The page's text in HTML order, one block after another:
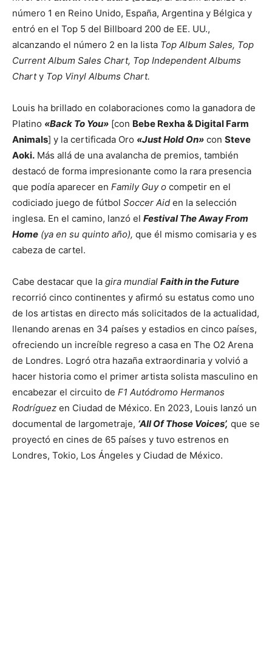
número 1 en Reino Unido, España, Argentina y Bélgica y
entró en el Top 5 del Billboard 200 de EE. UU.,
alcanzando el número 2 en la lista Top Album Sales, Top
Current Album Sales Chart, Top Independent Albums
Charty Top Vinyl Albums Chart.
Louis ha brillado en colaboraciones como la ganadora de
Platino «Back To You» [con Bebe Rexha & Digital Farm
Animals] y la certificada Oro «Just Hold On» con Steve
Aoki. Más allá de una avalancha de premios, también
destacó de forma impresionante como la rara presencia
que podía aparecer en Family Guy o competir en el
codiciado juego de fútbol Soccer Aid en la selección
inglesa. En el camino, lanzó el Festival The Away From
Home (ya en su quinto año), que él mismo comisaria y es
cabeza de cartel.
Cabe destacar que la gira mundial Faith in the Future
recorrió cinco continentes y afirmó su estatus como uno
de los artistas en directo más solicitados de la actualidad,
llenando arenas en 34 países y estadios en cinco países,
ofreciendo un increíble regreso a casa en The O2 Arena
de Londres. Logró otra hazaña extraordinaria y volvió a
hacer historia como el primer artista solista masculino en
encabezar el circuito de F1 Autódromo Hermanos
Rodríguez en Ciudad de México. En 2023, Louis lanzó un
documental de largometraje, ‘All Of Those Voices’, que se
proyectó en cines de 65 países y tuvo estrenos en
Londres, Tokio, Los Ángeles y Ciudad de México.